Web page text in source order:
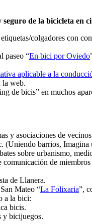
de la bicicleta en
colgadores con
paseo “En bici por Oviedo
aplicable a la
la web.
de bicis” en muchos
y asociaciones de
(Uniendo barrios, Imagina
sobre urbanismo,
de
de Llanera.
Mateo “La Folixaria”,
a la bici:
bicis.
y bicijuegos.